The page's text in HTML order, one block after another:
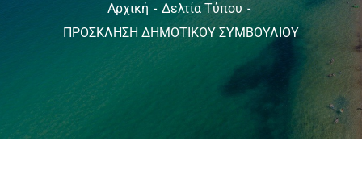
Αρχική
Δελτία Τύπου
ΠΡΟΣΚΛΗΣΗ ΔΗΜΟΤΙΚΟΥ ΣΥΜΒΟΥΛΙΟΥ